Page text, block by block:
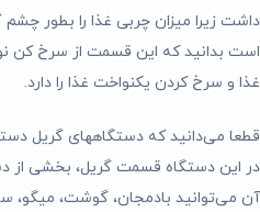
داشت زیرا میزان چربی غذا را بطور
است بدانید که این قسمت از سرخ کن
غذا و سرخ کردن یکنواخت غذا را دارد.
قطعا می‌دانید که دستگاههای گریل
در این دستگاه قسمت گریل، بخشی از
آن می‌توانید بادمجان، گوشت، میگو،